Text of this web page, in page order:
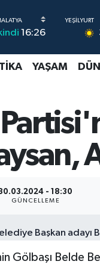
16:26
YAŞAM
- 18:30
GÜNCELLEME
Gölbaşı Belde